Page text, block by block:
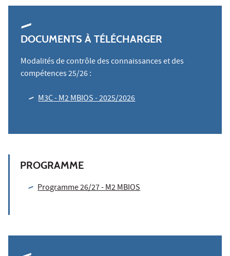
DOCUMENTS À TÉLÉCHARGER
Modalités de contrôle des connaissances et des
compétences 25/26 :
M3C - M2 MBIOS - 2025/2026
PROGRAMME
Programme 26/27 - M2 MBIOS